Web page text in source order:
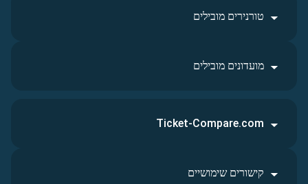
טורנירים מובילים
מועדונים מובילים
Ticket-Compare.com
קישורים שימושיים